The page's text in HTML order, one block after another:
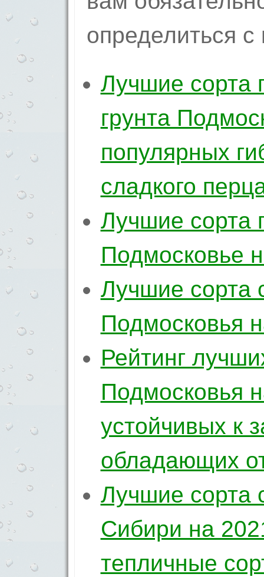
определиться
Лучшие сорта
грунта
популярных
сладкого
Лучшие сорта
Подмосковье
Лучшие сорта
Подмосковья
Рейтинг
Подмосковья
устойчивых к
обладающих
Лучшие сорта
Сибири на
тепличные